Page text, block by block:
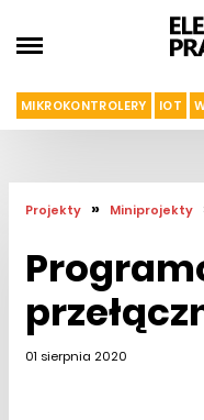
MIKROKONTROLERY IOT
Projekty » Miniprojekty
01 sierpnia 2020